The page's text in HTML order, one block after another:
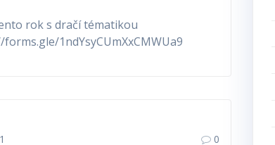
rok s dračí tématikou
1ndYsyCUmXxCMWUa9
0